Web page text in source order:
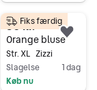
Gå til annoncen
favoritter.
50 kr.
Orange bluse
Str. XL Zizzi
Slagelse
1 dag
Køb nu
Fiks færdig